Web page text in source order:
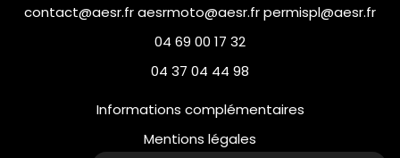
contact@aesr.fr aesrmoto@aesr.fr permispl@aesr.fr
04 69 00 17 32
04 37 04 44 98
Informations complémentaires
Mentions légales